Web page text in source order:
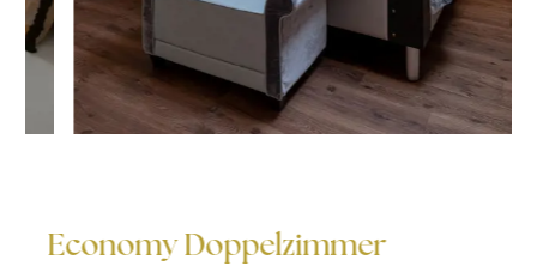
Economy Doppelzimmer